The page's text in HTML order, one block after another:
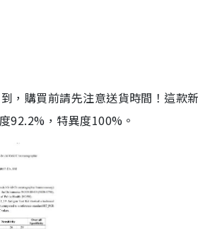
，購買前請先注意送貨時間！這款
92.2%，特異度100%。